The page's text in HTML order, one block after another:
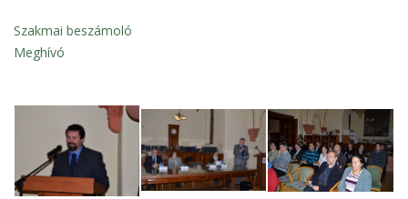
Szakmai beszámoló
Meghívó